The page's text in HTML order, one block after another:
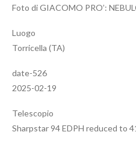
Foto di GIACOMO PRO’:
Luogo
Torricella (TA)
date-526
2025-02-19
Telescopio
Sharpstar 94 EDPH reduced to